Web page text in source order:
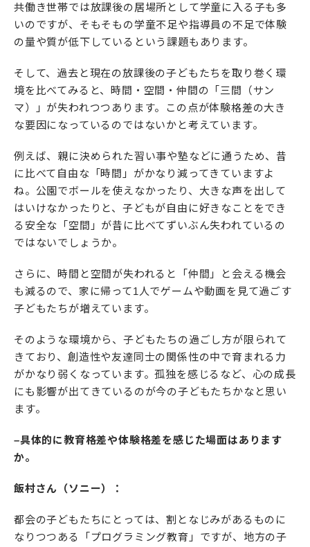
共働き世帯では放課後の居場所として学童に入る子も多
いのですが、そもそもの学童不足や指導員の不足で体験
の量や質が低下しているという課題もあります。
そして、過去と現在の放課後の子どもたちを取り巻く環
境を比べてみると、時間・空間・仲間の「三間（サン
マ）」が失われつつあります。この点が体験格差の大き
な要因になっているのではないかと考えています。
例えば、親に決められた習い事や塾などに通うため、昔
に比べて自由な「時間」がかなり減ってきていますよ
ね。公園でボールを使えなかったり、大きな声を出して
はいけなかったりと、子どもが自由に好きなことをでき
る安全な「空間」が昔に比べてずいぶん失われているの
ではないでしょうか。
さらに、時間と空間が失われると「仲間」と会える機会
も減るので、家に帰って1人でゲームや動画を見て過ごす
子どもたちが増えています。
そのような環境から、子どもたちの過ごし方が限られて
きており、創造性や友達同士の関係性の中で育まれる力
がかなり弱くなっています。孤独を感じるなど、心の成長
にも影響が出てきているのが今の子どもたちかなと思い
ます。
–具体的に教育格差や体験格差を感じた場面はあります
か。
飯村さん（ソニー）：
都会の子どもたちにとっては、割となじみがあるものに
なりつつある「プログラミング教育」ですが、地方の子